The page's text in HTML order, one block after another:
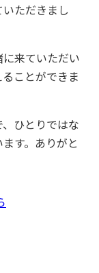
ただきまし
来ていただい
ことができま
ひとりではな
す。ありがと